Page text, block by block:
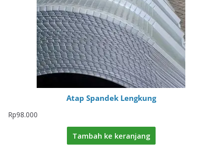
Atap Spandek Lengkung
Rp98.000
Tambah ke keranjang